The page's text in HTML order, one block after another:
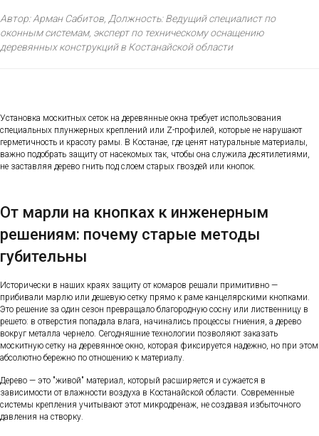
Автор: Арман Сабитов, Должность: Ведущий специалист по
оконным системам, эксперт по техническому оснащению
деревянных конструкций в Костанайской области
Установка москитных сеток на деревянные окна требует использования
специальных плунжерных креплений или Z-профилей, которые не нарушают
герметичность и красоту рамы. В Костанае, где ценят натуральные материалы,
важно подобрать защиту от насекомых так, чтобы она служила десятилетиями,
не заставляя дерево гнить под слоем старых гвоздей или кнопок.
От марли на кнопках к инженерным
решениям: почему старые методы
губительны
Исторически в наших краях защиту от комаров решали примитивно —
прибивали марлю или дешевую сетку прямо к раме канцелярскими кнопками.
Это решение за один сезон превращало благородную сосну или лиственницу в
решето: в отверстия попадала влага, начинались процессы гниения, а дерево
вокруг металла чернело. Сегодняшние технологии позволяют заказать
москитную сетку на деревянное окно, которая фиксируется надежно, но при этом
абсолютно бережно по отношению к материалу.
Дерево — это "живой" материал, который расширяется и сужается в
зависимости от влажности воздуха в Костанайской области. Современные
системы крепления учитывают этот микродренаж, не создавая избыточного
давления на створку.